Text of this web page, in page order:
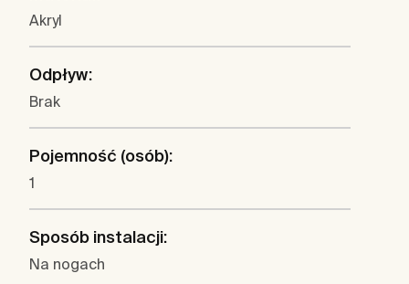
Akryl
Odpływ:
Brak
Pojemność (osób):
1
Sposób instalacji:
Na nogach